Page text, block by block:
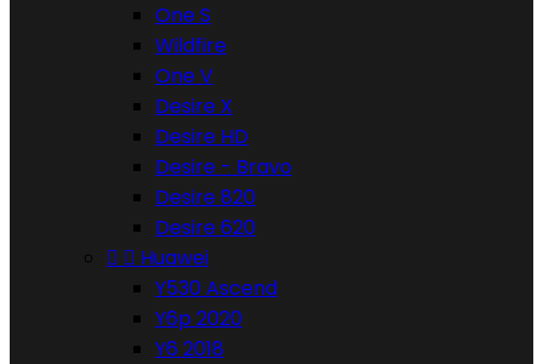
One S
Wildfire
One V
Desire X
Desire HD
Desire - Bravo
Desire 820
Desire 620
  Huawei
Y530 Ascend
Y6p 2020
Y6 2018